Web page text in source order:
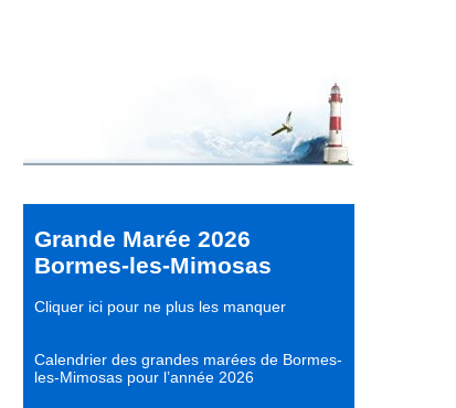
Grande Marée 2026
Bormes-les-Mimosas
Cliquer ici pour ne plus les manquer
Calendrier des grandes marées de Bormes-
les-Mimosas pour l’année 2026